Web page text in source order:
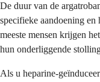
De duur van de
specifieke aandoening en
meeste mensen krijgen
hun onderliggende
Als u heparine-